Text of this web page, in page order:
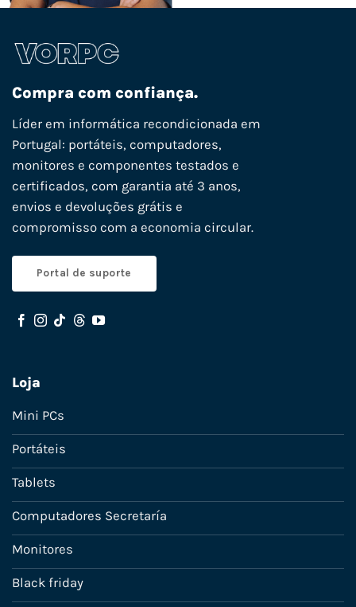
Compra com confiança.
Líder em informática recondicionada em
Portugal: portáteis, computadores,
monitores e componentes testados e
certificados, com garantia até 3 anos,
envios e devoluções grátis e
compromisso com a economia circular.
Portal de suporte
Loja
Mini PCs
Portáteis
Tablets
Computadores Secretaría
Monitores
Black friday